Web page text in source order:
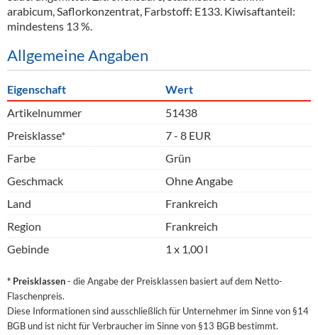
arabicum, Saflorkonzentrat, Farbstoff: E133. Kiwisaftanteil:
mindestens 13 %.
Allgemeine Angaben
Eigenschaft
Wert
Artikelnummer
51438
Preisklasse*
7 - 8 EUR
Farbe
Grün
Geschmack
Ohne Angabe
Land
Frankreich
Region
Frankreich
Gebinde
1 x 1,00 l
* Preisklassen- die Angabe der Preisklassen basiert auf dem Netto-
Flaschenpreis.
Diese Informationen sind ausschließlich für Unternehmer im Sinne von §14
BGB und ist nicht für Verbraucher im Sinne von §13 BGB bestimmt.